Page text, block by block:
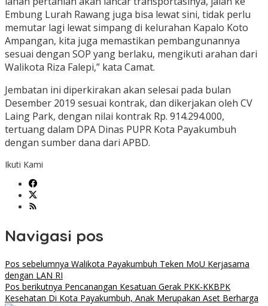
Embung Lurah Rawang juga bisa lewat sini, tidak perlu
memutar lagi lewat simpang di kelurahan Kapalo Koto
Ampangan, kita juga memastikan pembangunannya
sesuai dengan SOP yang berlaku, mengikuti arahan dari
Walikota Riza Falepi,” kata Camat.
Jembatan ini diperkirakan akan selesai pada bulan
Desember 2019 sesuai kontrak, dan dikerjakan oleh CV
Laing Park, dengan nilai kontrak Rp. 914.294.000,
tertuang dalam DPA Dinas PUPR Kota Payakumbuh
dengan sumber dana dari APBD.
Ikuti Kami
Navigasi pos
Pos sebelumnya Walikota Payakumbuh Teken MoU Kerjasama
dengan LAN RI
Pos berikutnya Pencanangan Kesatuan Gerak PKK-KKBPK
Kesehatan Di Kota Payakumbuh, Anak Merupakan Aset Berharga